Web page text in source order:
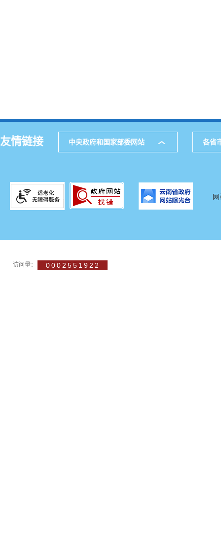
友情链接 中央政府和国家部委网站 各省
访问量： 0002551922